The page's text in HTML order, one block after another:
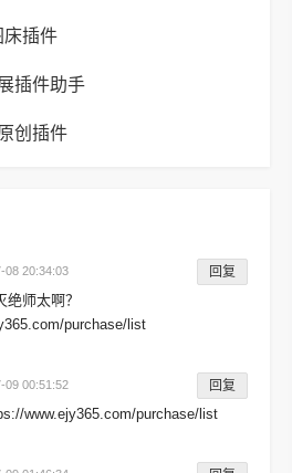
床插件
插件助手
创插件
08 20:34:03 回复
师太啊？
purchase/list
09 00:51:52 回复
www.ejy365.com/purchase/list